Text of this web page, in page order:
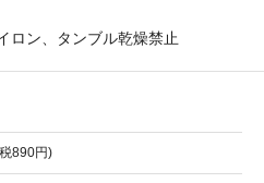
ロン、タンブル乾燥禁止
890円)